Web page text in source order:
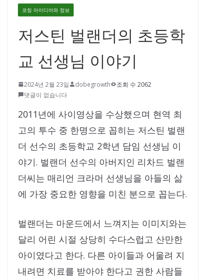
코칭 아이디어와 정보
저스틴 벌랜더의 초등학
교 선생님 이야기
2024년 2월 23일 dobegrowth
조회 수 2062
댓글이 없습니다
2011년에 사이영상을 수상했으며 현역 최
고의 투수 중 한명으로 꼽히는 저스틴 벌랜
더 선수의 초등학교 2학년 담임 선생님 이
야기. 벌랜더 선수의 아버지인 리차드 벌랜
더씨는 매리언 크라머 선생님을 아들의 삶
에 가장 중요한 영향을 미친 분으로 꼽는다.
벌랜더는 마운드에서 느껴지는 이미지와는
달리 어린 시절 상당히 수다스럽고 산만한
아이였다고 한다. 다른 아이들과 어울려 지
내려면 치료를 받아야 한다고 권한 사람들